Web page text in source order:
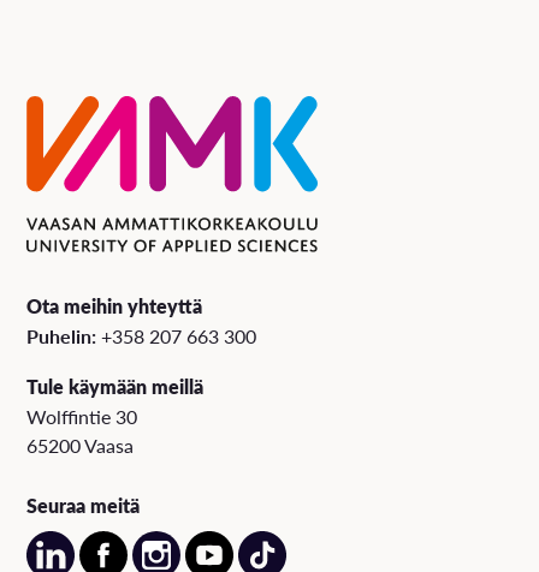
Ota meihin yhteyttä
Puhelin:+358 207 663 300
Tule käymään meillä
Wolffintie 30
65200 Vaasa
Seuraa meitä